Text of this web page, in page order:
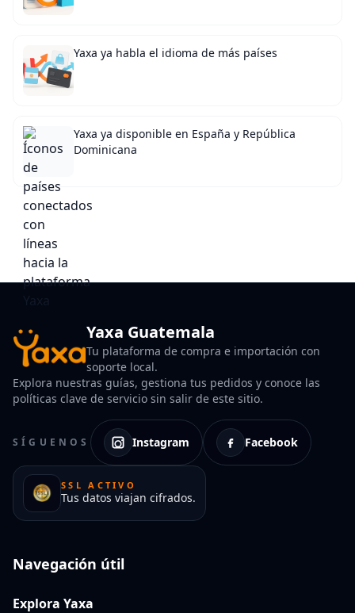
Yaxa ya habla el idioma de más países
Yaxa ya disponible en España y República
Dominicana
Yaxa Guatemala
Tu plataforma de compra e importación con
soporte local.
Explora nuestras guías, gestiona tus pedidos y conoce las
políticas clave de servicio sin salir de este sitio.
SÍGUENOS Instagram Facebook
SSL ACTIVO
Tus datos viajan cifrados.
Navegación útil
Explora Yaxa